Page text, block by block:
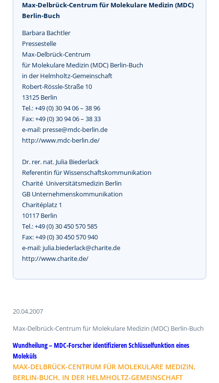
Max-Delbrück-Centrum für Molekulare Medizin (MDC)
Berlin-Buch
Barbara Bachtler
Pressestelle
Max-Delbrück-Centrum
für Molekulare Medizin (MDC) Berlin-Buch
in der Helmholtz-Gemeinschaft
Robert-Rössle-Straße 10
13125 Berlin
Tel.: +49 (0) 30 94 06 – 38 96
Fax: +49 (0) 30 94 06 – 38 33
e-mail: presse@mdc-berlin.de
http://www.mdc-berlin.de/
Dr. rer. nat. Julia Biederlack
Referentin für Wissenschaftskommunikation
Charité  Universitätsmedizin Berlin
GB Unternehmenskommunikation
Charitéplatz 1
10117 Berlin
Tel.: +49 (0) 30 450 570 585
Fax: +49 (0) 30 450 570 940
e-mail: julia.biederlack@charite.de
http://www.charite.de/
20.04.2007
Max-Delbrück-Centrum für Molekulare Medizin (MDC) Berlin-Buch
Wundheilung – MDC-Forscher identifizieren Schlüsselfunktion eines
Moleküls
MAX-DELBRÜCK-CENTRUM FÜR MOLEKULARE MEDIZIN,
BERLIN-BUCH, IN DER HELMHOLTZ-GEMEINSCHAFT